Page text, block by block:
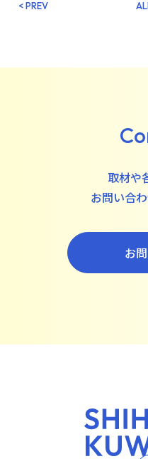
< PREV
取材や
お問い合
お